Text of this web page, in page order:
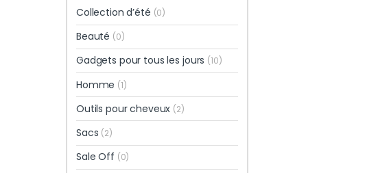
Collection d’été (0)
Beauté (0)
Gadgets pour tous les jours (10)
Homme (1)
Outils pour cheveux (2)
Sacs (2)
Sale Off (0)